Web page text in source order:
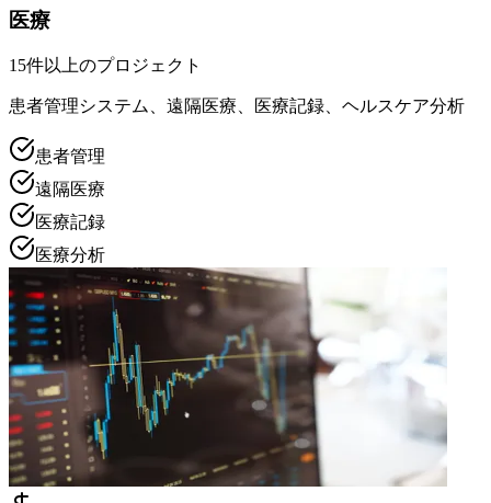
医療
15件以上のプロジェクト
患者管理システム、遠隔医療、医療記録、ヘルスケア分析
患者管理
遠隔医療
医療記録
医療分析